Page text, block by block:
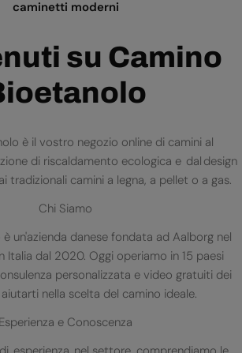
caminetti moderni
su Camino
è il vostro negozio online di camini al
di riscaldamento ecologica e dal design
tradizionali camini a legna, a pellet o a gas.
Chi Siamo
un'azienda danese fondata ad Aalborg nel
Italia dal 2020. Oggi operiamo in 15 paesi
personalizzata e video gratuiti dei
nella scelta del camino ideale.
Esperienza e Conoscenza